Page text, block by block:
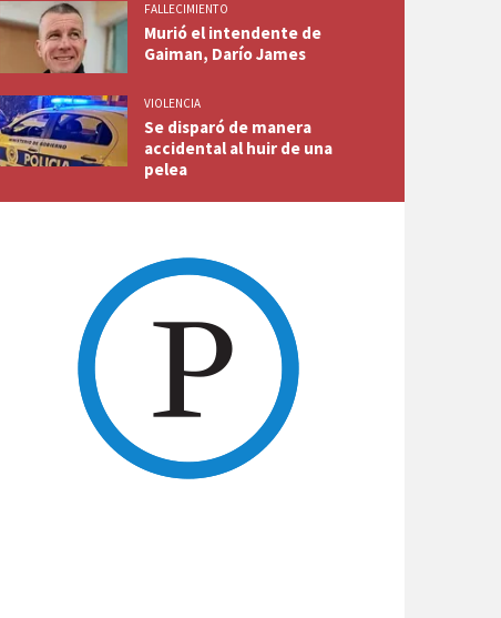
FALLECIMIENTO
Murió el intendente de
Gaiman, Darío James
VIOLENCIA
Se disparó de manera
accidental al huir de una
pelea